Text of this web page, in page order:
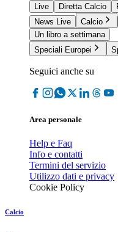
Live
Diretta Calcio
News Live
Calcio
Un libro a settimana
Speciali Europei
Seguici anche su
Area personale
Help e Faq
Info e contatti
Termini del servizio
Utilizzo dati e privacy
Cookie Policy
Calcio